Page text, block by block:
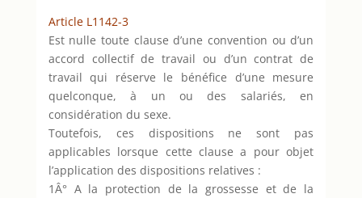
Article L1142-3
Est nulle toute clause d’une convention ou d’un
accord collectif de travail ou d’un contrat de
travail qui réserve le bénéfice d’une mesure
quelconque, à un ou des salariés, en
considération du sexe.
Toutefois, ces dispositions ne sont pas
applicables lorsque cette clause a pour objet
l’application des dispositions relatives :
1Â° A la protection de la grossesse et de la